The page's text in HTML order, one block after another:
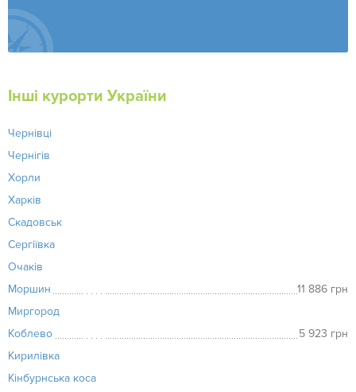
Інші курорти України
Чернівці
Чернігів
Хорли
Харків
Скадовськ
Сергіївка
Очаків
Моршин
11 886 грн
Миргород
Коблево
5 923 грн
Кирилівка
Кінбурнська коса